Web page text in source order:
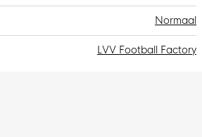
Normaal
LVV Football Factory